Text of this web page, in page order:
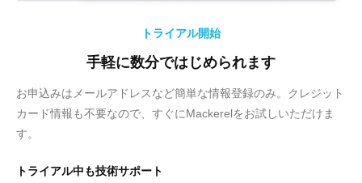
トライアル開始
手軽に数分ではじめられます
お申込みはメールアドレスなど簡単な情報登録のみ。クレジット
カード情報も不要なので、すぐにMackerelをお試しいただけま
す。
トライアル中も技術サポート